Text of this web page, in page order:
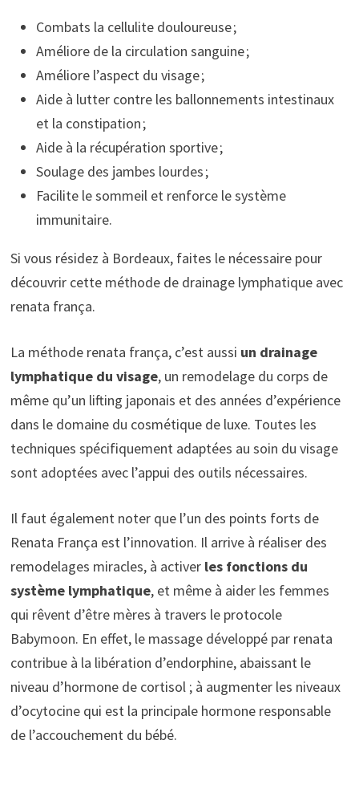
Combats la cellulite douloureuse ;
Améliore de la circulation sanguine ;
Améliore l’aspect du visage ;
Aide à lutter contre les ballonnements intestinaux
et la constipation ;
Aide à la récupération sportive ;
Soulage des jambes lourdes ;
Facilite le sommeil et renforce le système
immunitaire.
Si vous résidez à Bordeaux, faites le nécessaire pour
découvrir cette méthode de drainage lymphatique avec
renata frança.
La méthode renata frança, c’est aussi un drainage
lymphatique du visage, un remodelage du corps de
même qu’un lifting japonais et des années d’expérience
dans le domaine du cosmétique de luxe. Toutes les
techniques spécifiquement adaptées au soin du visage
sont adoptées avec l’appui des outils nécessaires.
Il faut également noter que l’un des points forts de
Renata França est l’innovation. Il arrive à réaliser des
remodelages miracles, à activer les fonctions du
système lymphatique, et même à aider les femmes
qui rêvent d’être mères à travers le protocole
Babymoon. En effet, le massage développé par renata
contribue à la libération d’endorphine, abaissant le
niveau d’hormone de cortisol ; à augmenter les niveaux
d’ocytocine qui est la principale hormone responsable
de l’accouchement du bébé.